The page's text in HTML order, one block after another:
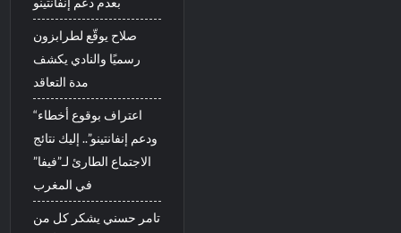
صلاح يوقّع لطرابزون
رسميًا والنادي يكشف
مدة التعاقد
“اعتراف بوقوع أخطاء
ودعم إنفانتينو”.. إليك نتائج
الاجتماع الطارئ لـ”فيفا”
في المغرب
تامر حسني يشكر كل من